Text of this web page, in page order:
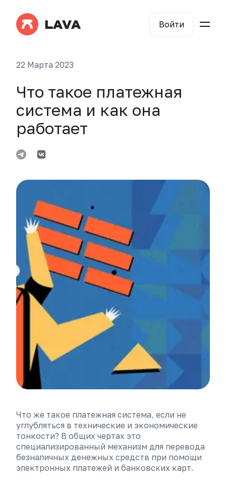
Войти
22 Марта 2023
Что такое платежная
система и как она
работает
Что же такое платежная система, если не
углубляться в технические и экономические
тонкости? В общих чертах это
специализированный механизм для перевода
безналичных денежных средств при помощи
электронных платежей и банковских карт.